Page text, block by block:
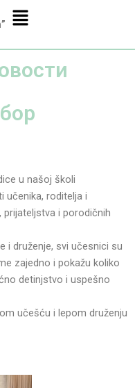
Menu
u našoj školi
učenika, roditelja i
prijateljstva i porodičnih
i druženje, svi učesnici su
zajedno i pokažu koliko
detinjstvo i uspešno
učešću i lepom druženju